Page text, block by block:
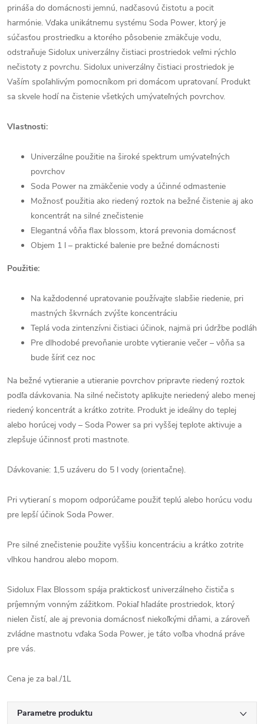
prináša do domácnosti jemnú, nadčasovú čistotu a pocit
harmónie. Vďaka unikátnemu systému Soda Power, ktorý je
súčasťou prostriedku a ktorého pôsobenie zmäkčuje vodu,
odstraňuje Sidolux univerzálny čistiaci prostriedok veľmi rýchlo
nečistoty z povrchu. Sidolux univerzálny čistiaci prostriedok je
Vaším spoľahlivým pomocníkom pri domácom upratovaní. Produkt
sa skvele hodí na čistenie všetkých umývateľných povrchov.
Vlastnosti:
Univerzálne použitie na široké spektrum umývateľných
povrchov
Soda Power na zmäkčenie vody a účinné odmastenie
Možnosť použitia ako riedený roztok na bežné čistenie aj ako
koncentrát na silné znečistenie
Elegantná vôňa flax blossom, ktorá prevonia domácnosť
Objem 1 l – praktické balenie pre bežné domácnosti
Použitie:
Na každodenné upratovanie používajte slabšie riedenie, pri
mastných škvrnách zvýšte koncentráciu
Teplá voda zintenzívni čistiaci účinok, najmä pri údržbe podláh
Pre dlhodobé prevoňanie urobte vytieranie večer – vôňa sa
bude šíriť cez noc
Na bežné vytieranie a utieranie povrchov pripravte riedený roztok
podľa dávkovania. Na silné nečistoty aplikujte neriedený alebo menej
riedený koncentrát a krátko zotrite. Produkt je ideálny do teplej
alebo horúcej vody – Soda Power sa pri vyššej teplote aktivuje a
zlepšuje účinnosť proti mastnote.
Dávkovanie: 1,5 uzáveru do 5 l vody (orientačne).
Pri vytieraní s mopom odporúčame použiť teplú alebo horúcu vodu
pre lepší účinok Soda Power.
Pre silné znečistenie použite vyššiu koncentráciu a krátko zotrite
vlhkou handrou alebo mopom.
Sidolux Flax Blossom spája praktickosť univerzálneho čističa s
príjemným vonným zážitkom. Pokiaľ hľadáte prostriedok, ktorý
nielen čistí, ale aj prevonia domácnosť niekoľkými dňami, a zároveň
zvládne mastnotu vďaka Soda Power, je táto voľba vhodná práve
pre vás.
Cena je za bal./1L
Parametre produktu